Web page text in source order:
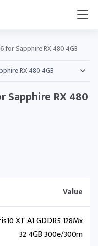
for Sapphire RX 480 4GB
Sapphire RX 480
Value
XT A1 GDDR5 128Mx
32 4GB 300e/300m